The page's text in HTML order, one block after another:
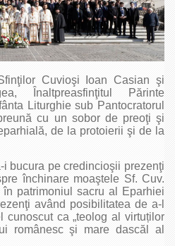
Cuvioşi Ioan Casian şi
Înaltpreasfinţitul Părinte
Liturghie sub Pantocratorul
cu un sobor de preoţi şi
de la protoierii şi de la
bucura pe credincioşii prezenţi
închinare moaştele Sf. Cuv.
patrimoniul sacru al Eparhiei
având posibilitatea de a-l
ca „teolog al virtuților
românesc şi mare dascăl al